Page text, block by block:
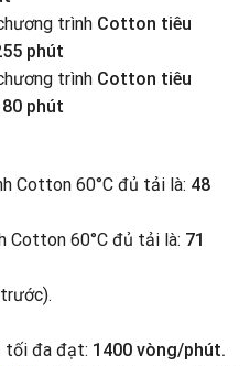
trình Cotton tiêu
phút
trình Cotton tiêu
phút
Cotton 60°C đủ tải là: 48
Cotton 60°C đủ tải là: 71
tối đa đạt: 1400 vòng/phút.